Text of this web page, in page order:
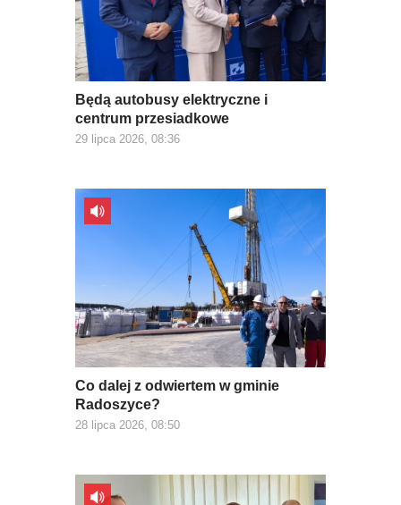
Będą autobusy elektryczne i
centrum przesiadkowe
29 lipca 2026, 08:36
Co dalej z odwiertem w gminie
Radoszyce?
28 lipca 2026, 08:50